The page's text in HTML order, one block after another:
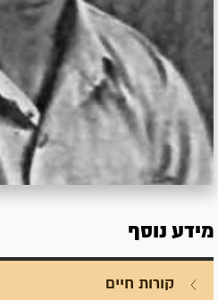
מידע נוסף
קורות חיים